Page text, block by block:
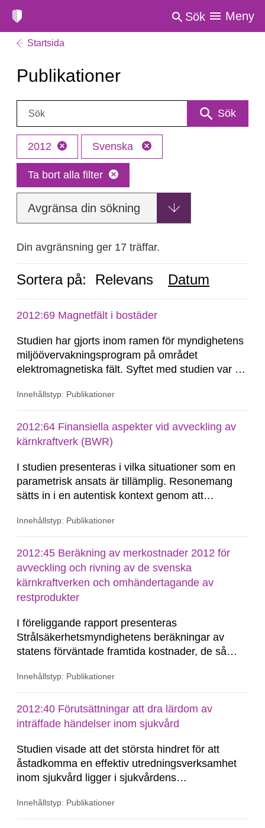
Sök Meny
Startsida
Publikationer
Sök: Sök
2012 Svenska
Ta bort alla filter
Avgränsa din sökning
Din avgränsning ger 17 träffar.
Sortera på: Relevans Datum
2012:69 Magnetfält i bostäder
Studien har gjorts inom ramen för myndighetens
miljöövervakningsprogram på området
elektromagnetiska fält. Syftet med studien var att
Lågfrekventa magnetfält från bland annat
hushållsapparater och vagabonderande
strömmar...
Innehållstyp: Publikationer
2012:64 Finansiella aspekter vid avveckling av
kärnkraftverk (BWR)
I studien presenteras i vilka situationer som en
parametrisk ansats är tillämplig. Resonemang
sätts in i en autentisk kontext genom att
som idag genomförs vid Barsebäcksverket. En
lämplig för att göra uppskattningar av de framtida
kostnader...
Innehållstyp: Publikationer
2012:45 Beräkning av merkostnader 2012 för
avveckling och rivning av de svenska
kärnkraftverken och omhändertagande av
restprodukter
I föreliggande rapport presenteras
Strålsäkerhetsmyndighetens beräkningar av
statens förväntade framtida kostnader, de så
enlighet med lagen (2006:647) om finansiella
kärnteknisk verksamhet (finansieringslagen) och
avser de förväntade...
Innehållstyp: Publikationer
2012:40 Förutsättningar att dra lärdom av
inträffade händelser inom sjukvård
Studien visade att det största hindret för att
åstadkomma en effektiv utredningsverksamhet
inom sjukvård ligger i sjukvårdens
kulturen. Även om de avdelningar som studerats
Innehållstyp: Publikationer